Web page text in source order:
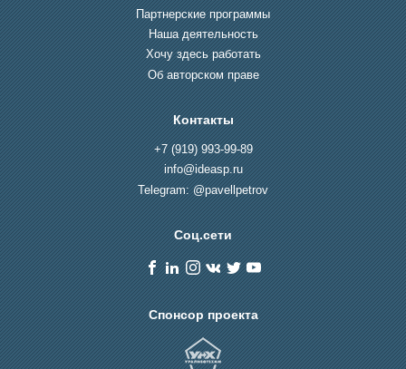
Партнерские программы
Наша деятельность
Хочу здесь работать
Об авторском праве
Контакты
+7 (919) 993-99-89
info@ideasp.ru
Telegram: @pavellpetrov
Соц.сети
Спонсор проекта